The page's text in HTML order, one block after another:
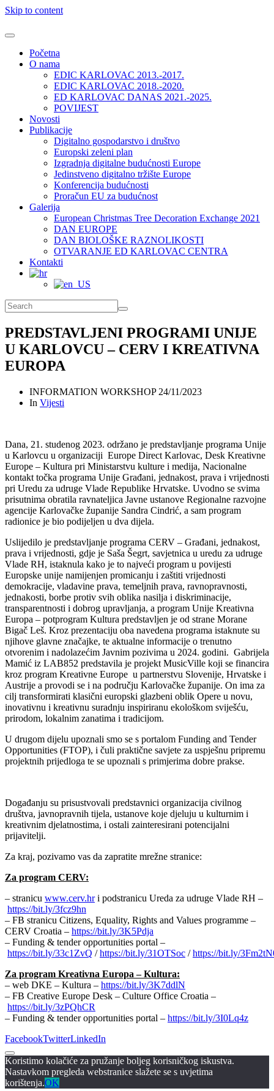
Skip to content
Početna
O nama
EDIC KARLOVAC 2013.-2017.
EDIC KARLOVAC 2018.-2020.
ED KARLOVAC DANAS 2021.-2025.
POVIJEST
Novosti
Publikacije
Digitalno gospodarstvo i društvo
Europski zeleni plan
Izgradnja digitalne budućnosti Europe
Jedinstveno digitalno tržište Europe
Konferencija budućnosti
Proračun EU za budućnost
Galerija
European Christmas Tree Decoration Exchange 2021
DAN EUROPE
DAN BIOLOŠKE RAZNOLIKOSTI
OTVARANJE ED KARLOVAC CENTRA
Kontakti
PREDSTAVLJENI PROGRAMI UNIJE
U KARLOVCU – CERV I KREATIVNA
EUROPA
INFORMATION WORKSHOP 24/11/2023
In Vijesti
Dana, 21. studenog 2023. održano je predstavljanje programa Unije
u Karlovcu u organizaciji Europe Direct Karlovac, Desk Kreativne
Europe – Kultura pri Ministarstvu kulture i medija, Nacionalne
kontakt točka programa Unije Građani, jednakost, prava i vrijednosti
pri Uredu za udruge Vlade Republike Hrvatske. Uvodno se svima
prisutnima obratila ravnateljica Javne ustanove Regionalne razvojne
agencije Karlovačke županije Sandra Cindrić, a sam program
radionice je bio podijeljen u dva dijela.
Uslijedilo je predstavljanje programa CERV – Građani, jednakost,
prava i vrijednosti, gdje je Saša Šegrt, savjetnica u uredu za udruge
Vlade RH, istaknula kako je to najveći program u povijesti
Europske unije namijenjen promicanju i zaštiti vrijednosti
demokracije, vladavine prava, temeljnih prava, ravnopravnosti,
jednakosti, borbe protiv svih oblika nasilja i diskriminacije,
transparentnosti i dobrog upravljanja, a program Unije Kreativna
Europa – potprogram Kultura predstavljen je od strane Morane
Bigač Leš. Kroz prezentaciju oba navedena programa istaknute su
njihove glavne značajke, te aktualne informacije o trenutno
otvorenim i nadolazećim Javnim pozivima u 2024. godini. Gabrijela
Mamić iz LAB852 predstavila je projekt MusicVille koji se financira
kroz program Kreativne Europe u partnerstvu Slovenije, Hrvatske i
Austrije a provodi se i na području Karlovačke županije. On ima za
cilj transformirati klasični europski glazbeni oblik Opere u novu,
inovativnu i kreativnu suradnju inspiriranu ekološkom sviješću,
prirodom, lokalnim zanatima i tradicijom.
U drugom dijelu upoznali smo se s portalom Funding and Tender
Opportunities (FTOP), i čuli praktične savjete za uspješnu pripremu
projektnih prijedloga te se upoznali s primjerima dobre prakse.
Događanju su prisustvovali predstavnici organizacija civilnog
društva, javnopravnih tijela, ustanove koje djeluju u kulturnim i
kreativnim djelatnostima, i ostali zainteresirani potencijalni
prijavitelji.
Za kraj, pozivamo vas da zapratite mrežne stranice:
Za program CERV:
– stranicu www.cerv.hri podstranicu Ureda za udruge Vlade RH –
https://bit.ly/3fcz9hn
– FB stranicu Citizens, Equality, Rights and Values programme –
CERV Croatia – https://bit.ly/3K5Pdja
– Funding & tender opportunities portal –
https://bit.ly/33c1ZvQ /https://bit.ly/31OTSoc /https://bit.ly/
Za program Kreativna Europa – Kultura:
– web DKE – Kultura – https://bit.ly/3K7ddlN
– FB Creative Europe Desk – Culture Office Croatia –
https://bit.ly/3zPQhCR
– Funding & tender opportunities portal – https://bit.ly/3I0Lq4z
FacebookTwitterLinkedIn
Koristimo kolačiće za pružanje boljeg korisničkog iskustva.
Nastavkom pregleda webstranice slažete se s uvjetima
korištenja.OK